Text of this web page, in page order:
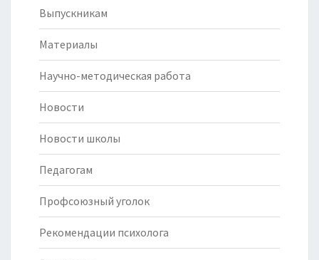
Выпускникам
Материалы
Научно-методическая работа
Новости
Новости школы
Педагогам
Профсоюзный уголок
Рекомендации психолога